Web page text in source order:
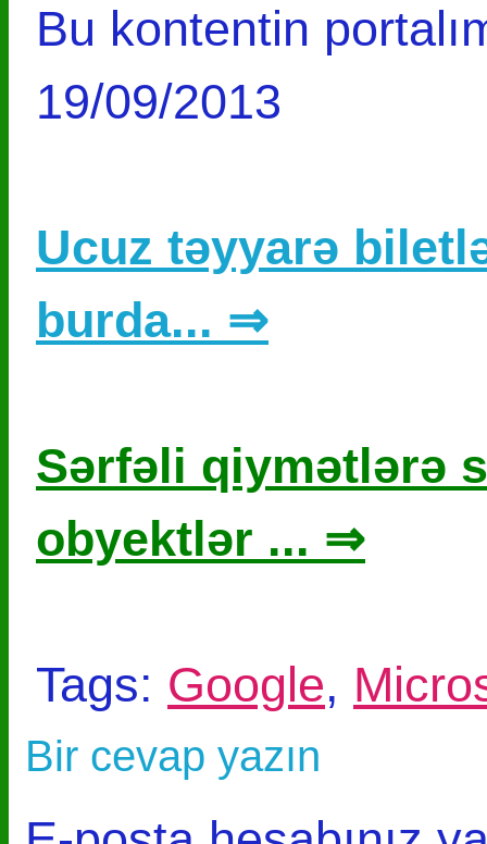
Bu kontentin
19/09/2013
Ucuz təyyarə
burda... ⇒
Sərfəli qiymətlərə
obyektlər ... ⇒
Tags: Google,
Bir cevap yazın